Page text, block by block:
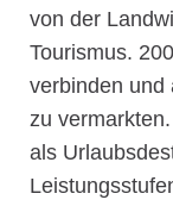
von der
Tourismus.
verbinden und
zu
als